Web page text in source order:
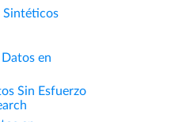
Sintéticos
en
Sin Esfuerzo